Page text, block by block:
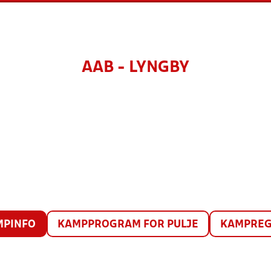
AAB - LYNGBY
KAMPPROGRAM FOR PULJE